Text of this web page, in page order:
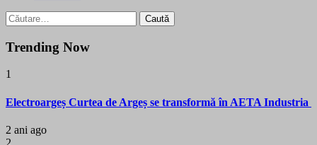
Caută
după:
Trending Now
1
Electroargeș Curtea de Argeș se transformă în AETA Industria
2 ani ago
2